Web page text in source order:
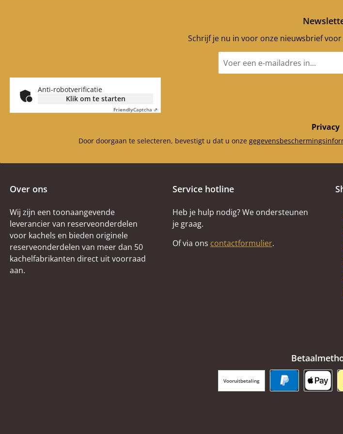
Schrijf je nu in voor onze nieuwsbrief
mailadres
Anti-robotverificatie
Klik om te starten
FriendlyCaptcha ⇗
Privacy
Door doorgaan te selecteren, bevestigt u dat u onze
Over ons
Wij zijn een toonaangevende
leverancier van reserveonderdelen
voor kachels en bieden originele
reserveonderdelen van meer dan 50
kachelfabrikanten direct uit voorraad
aan.
Service hotline
Heb je hulp nodig? We ondersteunen
je graag.
Of via ons contactformulier.
Vooruitbetaling